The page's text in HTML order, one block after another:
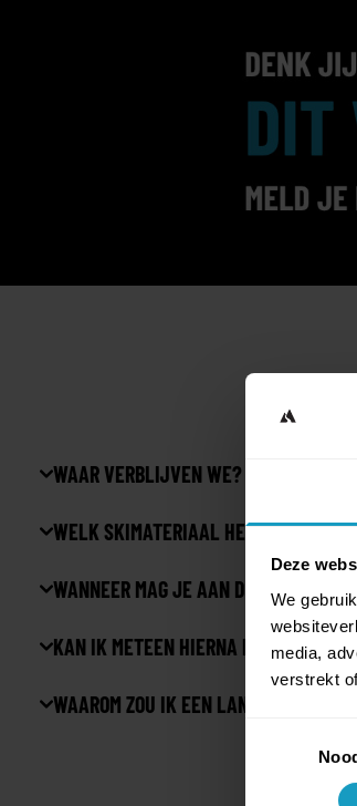
Deze
We
media,
verstrekt
WAAR VERBLIJVEN WE? -> ****HOTEL
WELK SKIMATERIAAL HEB JE NODIG?
WANNEER MAG JE AAN DEZE
KAN IK METEEN HIERNA MIJN LANDES
WAAROM ZOU IK EEN LANDES 1